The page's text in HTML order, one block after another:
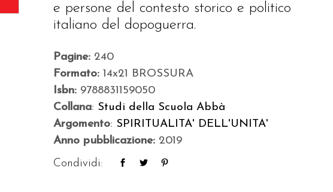
e persone del contesto storico e politico
italiano del dopoguerra.
Pagine: 240
Formato:14x21 BROSSURA
Isbn: 9788831159050
Collana: Studi della Scuola Abbà
Argomento: SPIRITUALITA' DELL'UNITA'
Anno pubblicazione: 2019
Condividi: